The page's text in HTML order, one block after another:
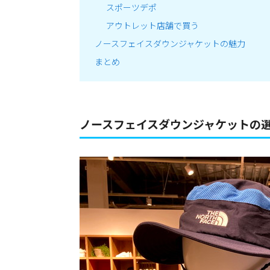
スポーツデポ
アウトレット店舗で買う
ノースフェイスダウンジャケットの魅力
まとめ
ノースフェイスダウンジャケットの